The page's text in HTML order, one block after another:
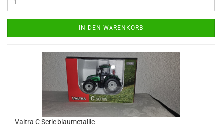
IN DEN WARENKORB
Valtra C Serie blaumetallic